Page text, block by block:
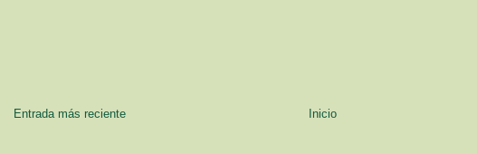
Entrada más reciente Inicio